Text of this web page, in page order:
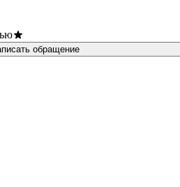
обращение